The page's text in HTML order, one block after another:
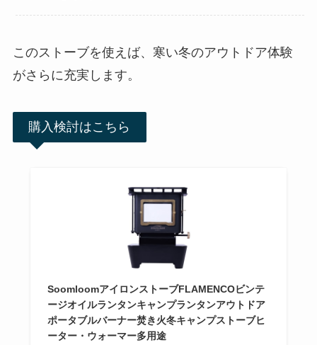
このストーブを使えば、寒い冬のアウトドア体験
がさらに充実します。
購入検討はこちら
SoomloomアイロンストーブFLAMENCOビンテ
ージオイルランタンキャンプランタンアウトドア
ポータブルバーナー焚き火冬キャンプストーブヒ
ーター・ウォーマー多用途